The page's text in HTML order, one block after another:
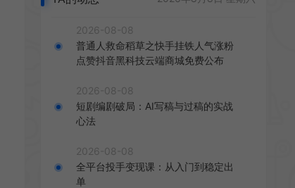
2026-08-08
普通人救命稻草之快手挂铁人气涨粉
点赞抖音黑科技云端商城免费公布
2026-08-08
短剧编剧破局：AI写稿与过稿的实战
心法
2026-08-08
全平台投手变现课：从入门到稳定出
单